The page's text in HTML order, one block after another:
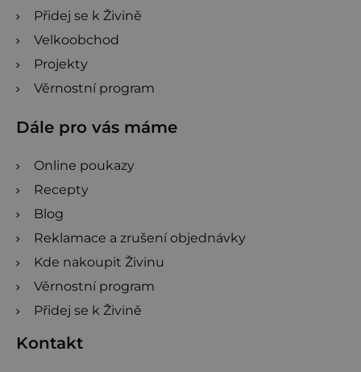
Přidej se k Živině
Velkoobchod
Projekty
Věrnostní program
Dále pro vás máme
Online poukazy
Recepty
Blog
Reklamace a zrušení objednávky
Kde nakoupit Živinu
Věrnostní program
Přidej se k Živině
Kontakt